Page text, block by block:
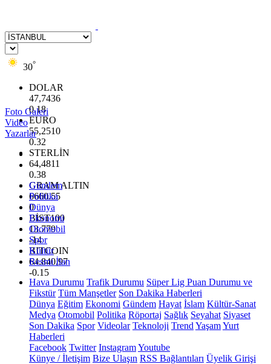
30°
DOLAR
47,7436
0.18
EURO
55,2510
0.32
STERLİN
64,4811
0.38
GRAM ALTIN
6660.55
0
BİST100
13.779
-14
BITCOIN
64.840,97
-0.15
Foto Galeri
Video
Yazarlar
Gündem
Politika
Dünya
Ekonomi
Otomobil
Spor
Kültür
Resmi İlan
Hava Durumu Trafik Durumu Süper Lig Puan Durumu ve
Fikstür Tüm Manşetler Son Dakika Haberleri
Dünya Eğitim Ekonomi Gündem Hayat İslam Kültür-Sanat
Medya Otomobil Politika Röportaj Sağlık Seyahat Siyaset
Son Dakika Spor Videolar Teknoloji Trend YaşamYurt
Haberleri
Facebook Twitter InstagramYoutube
Künye / İletişim Bize Ulaşın RSS Bağlantıları Üyelik Girişi